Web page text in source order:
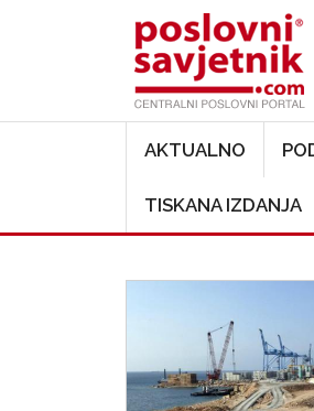
AKTUALNO
TISKANA IZDANJA